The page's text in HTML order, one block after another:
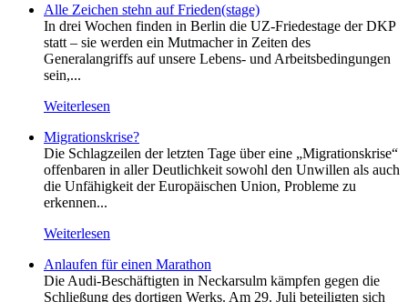
Alle Zeichen stehn auf Frieden(stage)
In drei Wochen finden in Berlin die UZ-Friedestage der DKP
statt – sie werden ein Mutmacher in Zeiten des
Generalangriffs auf unsere Lebens- und Arbeitsbedingungen
sein,...
Weiterlesen
Migrationskrise?
Die Schlagzeilen der letzten Tage über eine „Migrationskrise“
offenbaren in aller Deutlichkeit sowohl den Unwillen als auch
die Unfähigkeit der Europäischen Union, Probleme zu
erkennen...
Weiterlesen
Anlaufen für einen Marathon
Die Audi-Beschäftigten in Neckarsulm kämpfen gegen die
Schließung des dortigen Werks. Am 29. Juli beteiligten sich